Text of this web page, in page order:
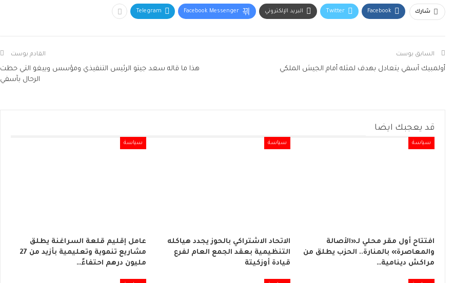
شارك Facebook
Twitter البريد الإلكتروني Facebook Messenger
Telegram
السابق بوست
أولمبيك آسفي يتعادل بهدف لمثله أمام الجيش الملكي
القادم بوست
هذا ما قاله سعد جيتو الرئيس التنفيذي ومؤسس وييغو التي حطت
الرحال بآسفي
قد يعجبك ايضا
سياسة
افتتاح أول مقر محلي لـ«الأصالة
والمعاصرة» بالمنارة.. الحزب يطلق من
مراكش دينامية…
سياسة
الاتحاد الاشتراكي بالحوز يجدد هياكله
التنظيمية بعقد الجمع العام لفرع
قيادة أوزكيتة
سياسة
عامل إقليم قلعة السراغنة يطلق
مشاريع تنموية وتعليمية بأزيد من 27
مليون درهم احتفاءً…